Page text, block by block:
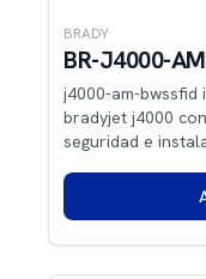
BRADY
BR-J4000-
j4000-am-
bradyjet j4000
seguridad e